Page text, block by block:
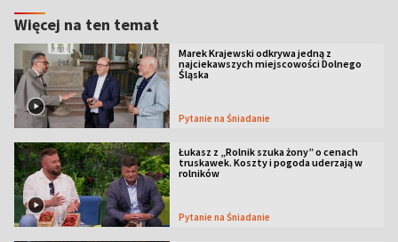
Więcej na ten temat
Marek Krajewski odkrywa jedną z
najciekawszych miejscowości Dolnego
Śląska
Pytanie na Śniadanie
Łukasz z „Rolnik szuka żony” o cenach
truskawek. Koszty i pogoda uderzają w
rolników
Pytanie na Śniadanie